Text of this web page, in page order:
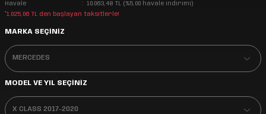
Havale
10.063,48 TL (%5,00 havale indirimi)
*1.025,06 TL den başlayan taksitlerle!
MARKA SEÇİNİZ
MODEL VE YIL SEÇİNİZ